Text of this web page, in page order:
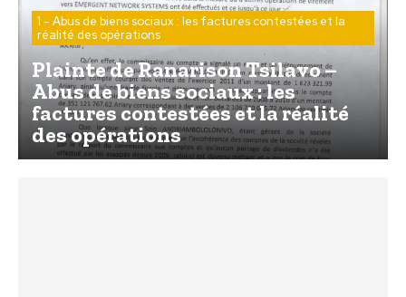
1 - Abus de biens sociaux : les factures contestées et la
réalité des opérations
Plainte de Ranarison Tsilavo –
Abus de biens sociaux : les
factures contestées et la réalité
des opérations